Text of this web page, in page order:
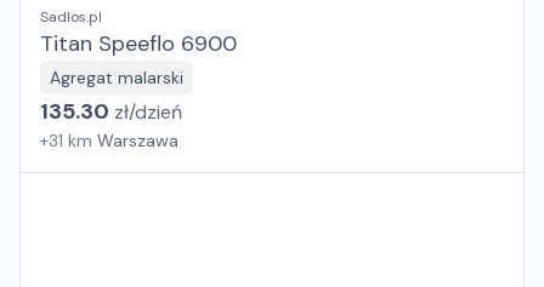
Sadlos.pl
Titan Speeflo 6900
Agregat malarski
135.30 zł/dzień
+31 km Warszawa